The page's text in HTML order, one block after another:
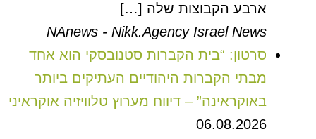
ארבע הקבוצות שלה […]
NAnews - Nikk.Agency Israel News
סרטון: “בית הקברות סטנובסקי הוא אחד
מבתי הקברות היהודיים העתיקים ביותר
באוקראינה” – דיווח מערוץ טלוויזיה אוקראיני
06.08.2026